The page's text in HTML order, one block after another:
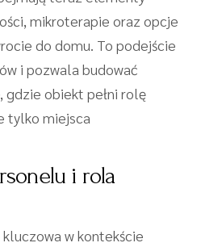
mikroterapie oraz opcje
do domu. To podejście
i pozwala budować
gdzie obiekt pełni rolę
tylko miejsca
i rola
w kontekście